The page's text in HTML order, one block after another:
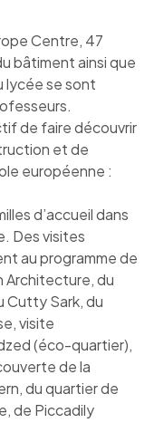
Centre, 47
bâtiment ainsi que
lycée se sont
de faire découvrir
et de
européenne :
d’accueil dans
Des visites
au programme de
Architecture, du
Cutty Sark, du
visite
(éco-quartier),
de la
du quartier de
de Piccadily